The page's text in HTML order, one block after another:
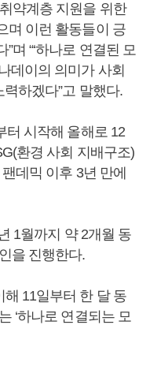
약계층 지원을 위한
며 이런 활동들이 긍
며 “‘하나로 연결된 모
데이의 의미가 사회
하겠다”고 말했다.
터 시작해 올해로 12
환경 사회 지배구조)
데믹 이후 3년 만에
1월까지 약 2개월 동
을 진행한다.
11일부터 한 달 동
‘하나로 연결되는 모